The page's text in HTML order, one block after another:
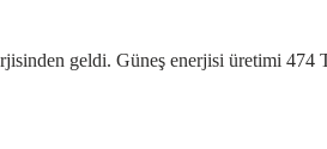
geldi. Güneş enerjisi üretimi 474